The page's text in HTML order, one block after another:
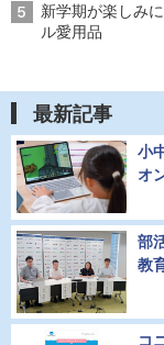
新学期が楽しみ
ル愛用品
最新記事
小
オ
部
教
コ